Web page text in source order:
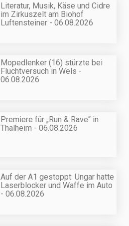
Literatur, Musik, Käse und Cidre
im Zirkuszelt am Biohof
Luftensteiner - 06.08.2026
Mopedlenker (16) stürzte bei
Fluchtversuch in Wels -
06.08.2026
Premiere für „Run & Rave“ in
Thalheim - 06.08.2026
Auf der A1 gestoppt: Ungar hatte
Laserblocker und Waffe im Auto
- 06.08.2026